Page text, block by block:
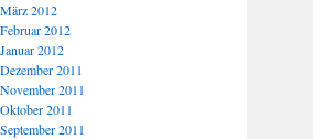
März 2012
Februar 2012
Januar 2012
Dezember 2011
November 2011
Oktober 2011
September 2011